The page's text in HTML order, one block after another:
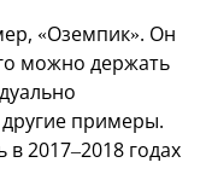
«Оземпик». Он
можно держать
примеры.
2017–2018 годах